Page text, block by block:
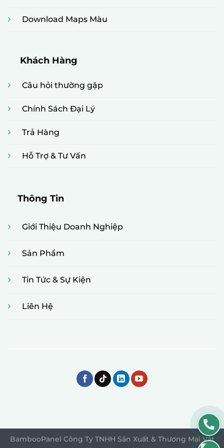
Download Maps Màu
Khách Hàng
Câu hỏi thường gặp
Chính Sách Đại Lý
Trả Hàng
Hỗ Trợ & Tư Vấn
Thông Tin
Giới Thiệu Doanh Nghiệp
Sản Phẩm
Tin Tức & Sự Kiện
Liên Hệ
BambooPanel Công Ty TNHH Sản Xuất & Thương Mại Vật